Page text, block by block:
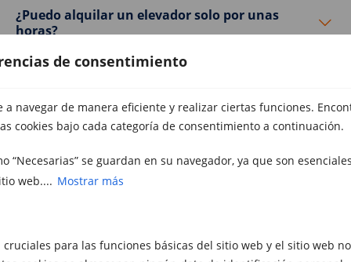
de consentimiento
a navegar de manera eficiente y realizar ciertas funciones.
cookies bajo cada categoría de consentimiento a continuación.
“Necesarias” se guardan en su navegador, ya que son
web.... Mostrar más
cruciales para las funciones básicas del sitio web y el sitio web
¿Puedo alquilar un elevador solo por unas
horas?
¿Qué ocurre si el elevador presenta un
¿Se puede usar la plataforma elevadora en